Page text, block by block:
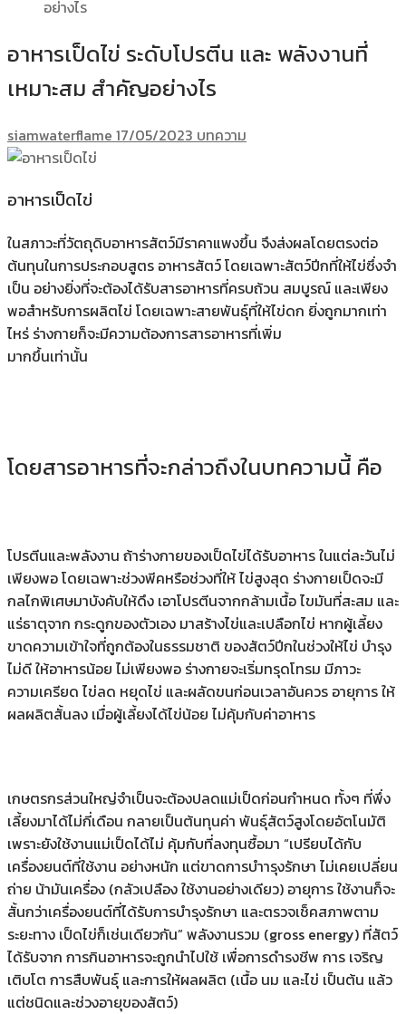
อย่างไร
อาหารเป็ดไข่ ระดับโปรตีน และ พลังงานที่
เหมาะสม สำคัญอย่างไร
siamwaterflame 17/05/2023 บทความ
อาหารเป็ดไข่
ในสภาวะที่วัตถุดิบอาหารสัตว์มีราคาแพงขึ้น จึงส่งผลโดยตรงต่อ
ต้นทุนในการประกอบสูตร อาหารสัตว์ โดยเฉพาะสัตว์ปีกที่ให้ไข่ซึ่งจํา
เป็น อย่างยิ่งที่จะต้องได้รับสารอาหารที่ครบถ้วน สมบูรณ์ และเพียง
พอสําหรับการผลิตไข่ โดยเฉพาะสายพันธุ์ที่ให้ไข่ดก ยิ่งถูกมากเท่า
ไหร่ ร่างกายก็จะมีความต้องการสารอาหารที่เพิ่ม
มากขึ้นเท่านั้น
โดยสารอาหารที่จะกล่าวถึงในบทความนี้ คือ
โปรตีนและพลังงาน ถ้าร่างกายของเป็ดไข่ได้รับอาหาร ในแต่ละวันไม่
เพียงพอ โดยเฉพาะช่วงพีคหรือช่วงที่ให้ ไข่สูงสุด ร่างกายเป็ดจะมี
กลไกพิเศษมาบังคับให้ดึง เอาโปรตีนจากกล้ามเนื้อ ไขมันที่สะสม และ
แร่ธาตุจาก กระดูกของตัวเอง มาสร้างไข่และเปลือกไข่ หากผู้เลี้ยง
ขาดความเข้าใจที่ถูกต้องในธรรมชาติ ของสัตว์ปีกในช่วงให้ไข่ บํารุง
ไม่ดี ให้อาหารน้อย ไม่เพียงพอ ร่างกายจะเริ่มทรุดโทรม มีภาวะ
ความเครียด ไข่ลด หยุดไข่ และผลัดขนก่อนเวลาอันควร อายุการ ให้
ผลผลิตสั้นลง เมื่อผู้เลี้ยงได้ไข่น้อย ไม่คุ้มกับค่าอาหาร
เกษตรกรส่วนใหญ่จําเป็นจะต้องปลดแม่เป็ดก่อนกําหนด ทั้งๆ ที่พึ่ง
เลี้ยงมาได้ไม่กี่เดือน กลายเป็นต้นทุนค่า พันธุ์สัตว์สูงโดยอัตโนมัติ
เพราะยังใช้งานแม่เป็ดได้ไม่ คุ้มกับที่ลงทุนซื้อมา “เปรียบได้กับ
เครื่องยนต์ที่ใช้งาน อย่างหนัก แต่ขาดการบําารุงรักษา ไม่เคยเปลี่ยน
ถ่าย น้ามันเครื่อง (กลัวเปลือง ใช้งานอย่างเดียว) อายุการ ใช้งานก็จะ
สั้นกว่าเครื่องยนต์ที่ได้รับการบํารุงรักษา และตรวจเช็คสภาพตาม
ระยะทาง เป็ดไข่ก็เช่นเดียวกัน” พลังงานรวม (gross energy) ที่สัตว์
ได้รับจาก การกินอาหารจะถูกนําไปใช้ เพื่อการดํารงชีพ การ เจริญ
เติบโต การสืบพันธุ์ และการให้ผลผลิต (เนื้อ นม และไข่ เป็นต้น แล้ว
แต่ชนิดและช่วงอายุของสัตว์)